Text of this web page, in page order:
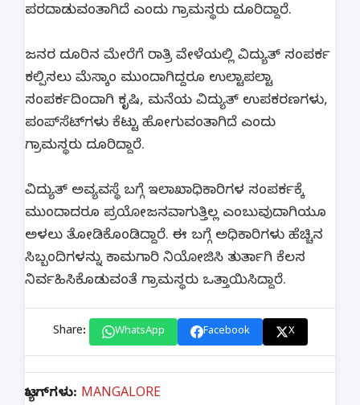
ಪರದಾಡುವಂತಾಗಿದೆ ಎಂದು ಗ್ರಾಮಸ್ಥರು ದೂರಿದ್ದಾರೆ.
ಜನರ ದೂರಿನ ಮೇರೆಗೆ ರಾತ್ರಿ ವೇಳೆಯಲ್ಲಿ ವಿದ್ಯುತ್ ಸಂಪರ್ಕ
ಕಲ್ಪಿಸಲು ಮೆಸ್ಕಾಂ ಮುಂದಾಗಿದ್ದರೂ ಉಲ್ಟಾಪಲ್ಟಾ
ಸಂಪರ್ಕದಿಂದಾಗಿ ಕೃಷಿ, ಮನೆಯ ವಿದ್ಯುತ್ ಉಪಕರಣಗಳು,
ಪಂಪ್‌ಸೆಟ್‌ಗಳು ಕೆಟ್ಟು ಹೋಗುವಂತಾಗಿದೆ ಎಂದು
ಗ್ರಾಮಸ್ಥರು ದೂರಿದ್ದಾರೆ.
ವಿದ್ಯುತ್ ಅವ್ಯವಸ್ಥೆ ಬಗ್ಗೆ ಇಲಾಖಾಧಿಕಾರಿಗಳ ಸಂಪರ್ಕಕ್ಕೆ
ಮುಂದಾದರೂ ಪ್ರಯೋಜನವಾಗುತ್ತಿಲ್ಲ ಎಂಬುವುದಾಗಿಯೂ
ಅಳಲು ತೋಡಿಕೊಂಡಿದ್ದಾರೆ. ಈ ಬಗ್ಗೆ ಅಧಿಕಾರಿಗಳು ಹೆಚ್ಚಿನ
ಸಿಬ್ಬಂದಿಗಳನ್ನು ಕಾಮಗಾರಿ ನಿಯೋಜಿಸಿ ತುರ್ತಾಗಿ ಕೆಲಸ
ನಿರ್ವಹಿಸಿಕೊಡುವಂತೆ ಗ್ರಾಮಸ್ಥರು ಒತ್ತಾಯಿಸಿದ್ದಾರೆ.
Share: WhatsApp Facebook X
ಟ್ಯಾಗ್‌ಗಳು: MANGALORE